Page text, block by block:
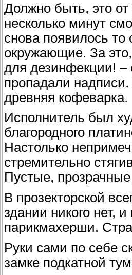
Должно быть, это
несколько минут
снова появилось
окружающие. За
для дезинфекции! –
пропадали
древняя кофеварка.
Исполнитель был
благородного
Настолько
стремительно
Пустые,
В прозекторской
здании никого нет,
парикмахерши.
Руки сами по себе
замке подкатной